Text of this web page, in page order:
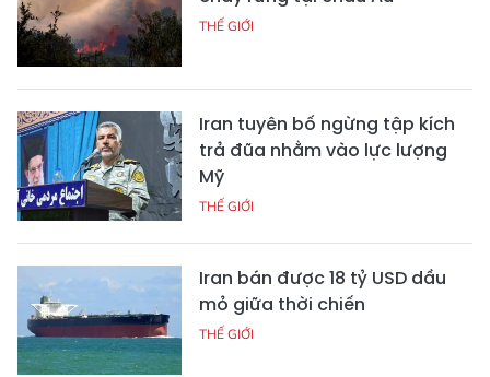
THẾ GIỚI
Iran tuyên bố ngừng tập kích
trả đũa nhằm vào lực lượng
Mỹ
THẾ GIỚI
Iran bán được 18 tỷ USD dầu
mỏ giữa thời chiến
THẾ GIỚI